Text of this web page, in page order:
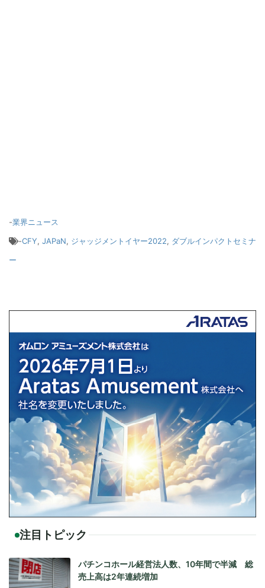
-業界ニュース
-CFY, JAPaN, ジャッジメントイヤー2022, ダブルインパクトセミナ
ー
注目トピック
パチンコホール経営法人数、10年間で半減 総
売上高は2年連続増加